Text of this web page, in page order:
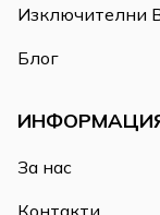
Изключителни
Блог
За нас
Контакти